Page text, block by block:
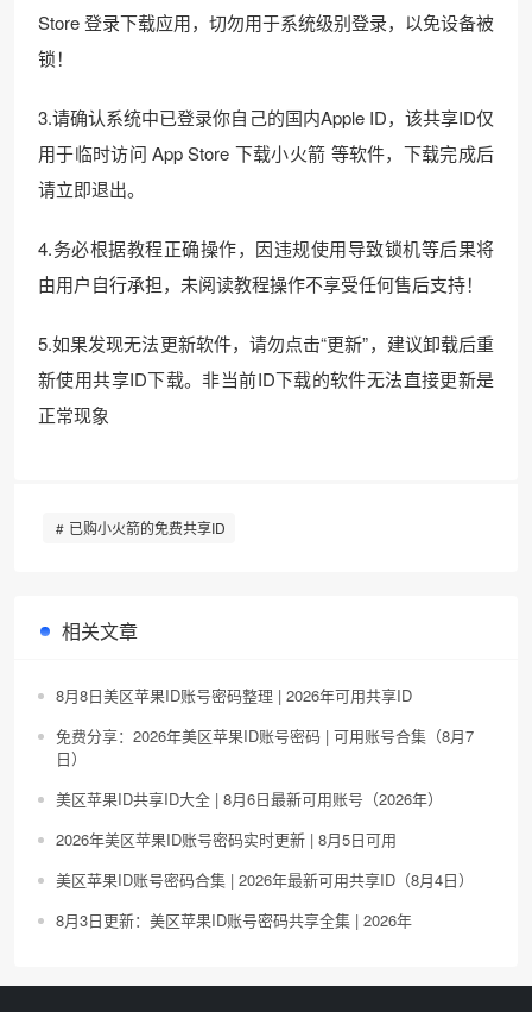
Store 登录下载应用，切勿用于系统级别登录，以免设备被
锁！
3.请确认系统中已登录你自己的国内Apple ID，该共享ID仅
用于临时访问 App Store 下载小火箭 等软件，下载完成后
请立即退出。
4.务必根据教程正确操作，因违规使用导致锁机等后果将
由用户自行承担，未阅读教程操作不享受任何售后支持！
5.如果发现无法更新软件，请勿点击“更新”，建议卸载后重
新使用共享ID下载。非当前ID下载的软件无法直接更新是
正常现象
已购小火箭的免费共享ID
相关文章
8月8日美区苹果ID账号密码整理 | 2026年可用共享ID
免费分享：2026年美区苹果ID账号密码 | 可用账号合集（8月7
日）
美区苹果ID共享ID大全 | 8月6日最新可用账号（2026年）
2026年美区苹果ID账号密码实时更新 | 8月5日可用
美区苹果ID账号密码合集 | 2026年最新可用共享ID（8月4日）
8月3日更新：美区苹果ID账号密码共享全集 | 2026年